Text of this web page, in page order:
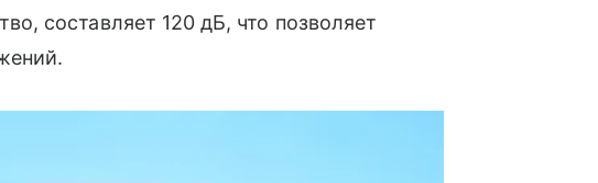
составляет 120 дБ, что позволяет